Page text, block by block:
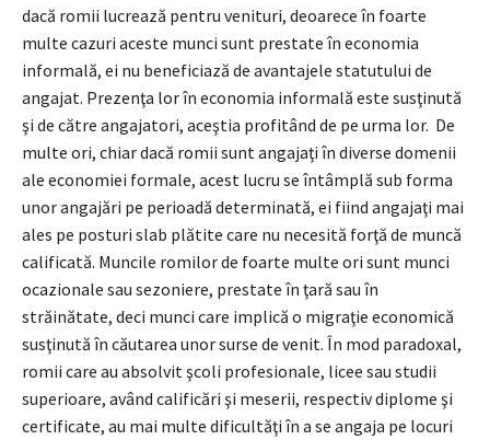
dacă romii lucrează pentru venituri, deoarece în foarte
multe cazuri aceste munci sunt prestate în economia
informală, ei nu beneficiază de avantajele statutului de
angajat. Prezenţa lor în economia informală este susţinută
şi de către angajatori, aceştia profitând de pe urma lor. De
multe ori, chiar dacă romii sunt angajaţi în diverse domenii
ale economiei formale, acest lucru se întâmplă sub forma
unor angajări pe perioadă determinată, ei fiind angajaţi mai
ales pe posturi slab plătite care nu necesită forţă de muncă
calificată. Muncile romilor de foarte multe ori sunt munci
ocazionale sau sezoniere, prestate în ţară sau în
străinătate, deci munci care implică o migraţie economică
susţinută în căutarea unor surse de venit. În mod paradoxal,
romii care au absolvit şcoli profesionale, licee sau studii
superioare, având calificări şi meserii, respectiv diplome şi
certificate, au mai multe dificultăţi în a se angaja pe locuri